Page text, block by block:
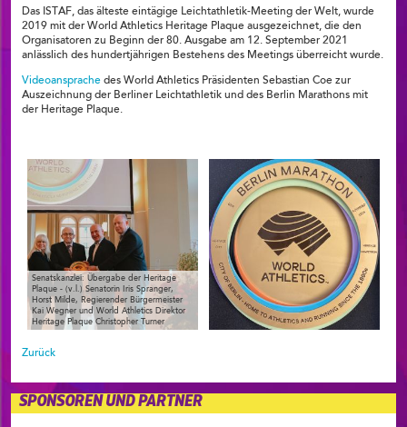
Das ISTAF, das älteste eintägige Leichtathletik-Meeting der Welt, wurde
2019 mit der World Athletics Heritage Plaque ausgezeichnet, die den
Organisatoren zu Beginn der 80. Ausgabe am 12. September 2021
anlässlich des hundertjährigen Bestehens des Meetings überreicht wurde.
Videoansprache des World Athletics Präsidenten Sebastian Coe zur
Auszeichnung der Berliner Leichtathletik und des Berlin Marathons mit
der Heritage Plaque.
Senatskanzlei: Übergabe der Heritage
Plaque - (v.l.) Senatorin Iris Spranger,
Horst Milde, Regierender Bürgermeister
Kai Wegner und World Athletics Direktor
Heritage Plaque Christopher Turner
Zurück
SPONSOREN UND PARTNER